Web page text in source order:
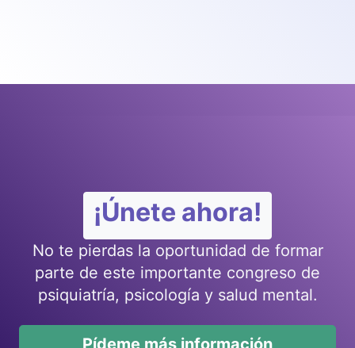
¡Únete ahora!
No te pierdas la oportunidad de formar
parte de este importante congreso de
psiquiatría, psicología y salud mental.
Pídeme más información